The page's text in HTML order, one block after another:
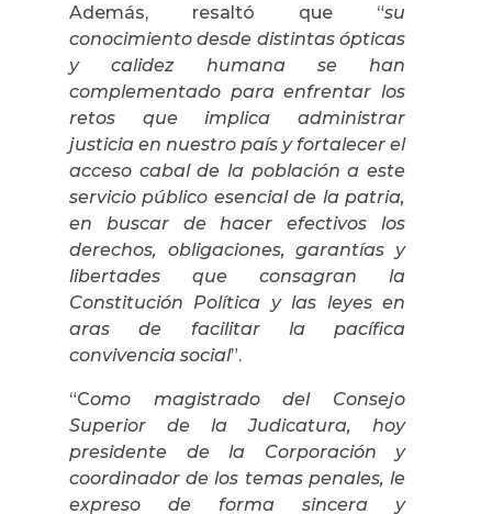
Además, resaltó que “su
conocimiento desde distintas ópticas
y calidez humana se han
complementado para enfrentar los
retos que implica administrar
justicia en nuestro país y fortalecer el
acceso cabal de la población a este
servicio público esencial de la patria,
en buscar de hacer efectivos los
derechos, obligaciones, garantías y
libertades que consagran la
Constitución Política y las leyes en
aras de facilitar la pacífica
convivencia social”.
“Como magistrado del Consejo
Superior de la Judicatura, hoy
presidente de la Corporación y
coordinador de los temas penales, le
expreso de forma sincera y